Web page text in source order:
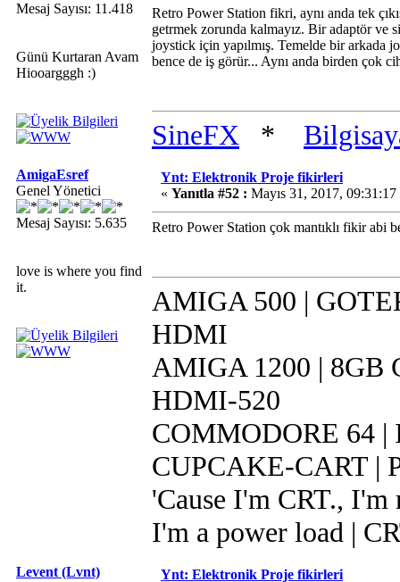
Mesaj Sayısı: 11.418
Günü Kurtaran Avam
Hiooargggh :)
Retro Power Station fikri, aynı anda tek
getrmek zorunda kalmayız. Bir adaptör ve
joystick için yapılmış. Temelde bir arkada
bence de iş görür... Aynı anda birden çok
SineFX *
AmigaEsref
Genel Yönetici
Mesaj Sayısı: 5.635
love is where you find
it.
Ynt: Elektronik Proje fikirleri
« Yanıtla #52 : Mayıs 31, 2017,
Retro Power Station çok mantıklı fikir abi
AMIGA 500 |
HDMI
AMIGA 1200 | 8GB
HDMI-520
COMMODORE 64 |
CUPCAKE-CART |
'Cause I'm CRT.,
I'm a power load |
Levent (Lvnt)
Ynt: Elektronik Proje fikirleri